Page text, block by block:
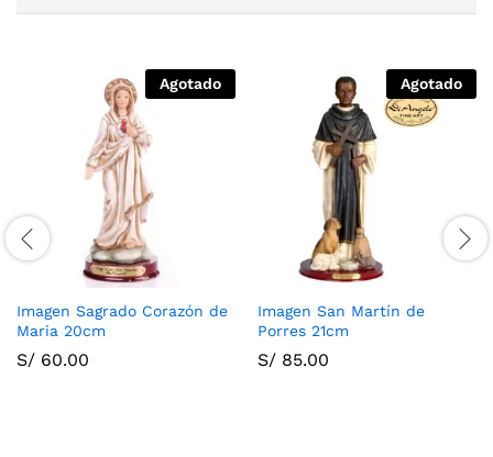
Agotado
Imagen Sagrado Corazón de
Maria 20cm
S/ 60.00
Agotado
Imagen San Martín de
Porres 21cm
S/ 85.00